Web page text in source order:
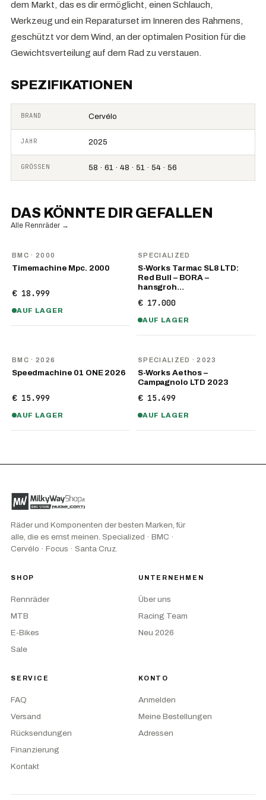
dem Markt, das es dir ermöglicht, einen Schlauch,
Werkzeug und ein Reparaturset im Inneren des Rahmens,
geschützt vor dem Wind, an der optimalen Position für die
Gewichtsverteilung auf dem Rad zu verstauen.
SPEZIFIKATIONEN
BRAND Cervélo
JAHR 2025
GRÖSSEN 58 · 61 · 48 · 51 · 54 · 56
DAS KÖNNTE DIR GEFALLEN
Alle Rennräder →
BMC · 2000
Timemachine Mpc. 2000
€ 18.999
AUF LAGER
SPECIALIZED
S-Works Tarmac SL8 LTD:
Red Bull – BORA –
hansgroh…
€ 17.000
AUF LAGER
BMC · 2026
Speedmachine 01 ONE 2026
€ 15.999
AUF LAGER
SPECIALIZED · 2023
S-Works Aethos –
Campagnolo LTD 2023
€ 15.499
AUF LAGER
Räder und Komponenten der besten Marken, für
alle, die es ernst meinen. Specialized · BMC ·
Cervélo · Focus · Santa Cruz.
SHOP
Rennräder
MTB
E-Bikes
Sale
UNTERNEHMEN
Über uns
Racing Team
Neu 2026
SERVICE
FAQ
Versand
Rücksendungen
Finanzierung
Kontakt
KONTO
Anmelden
Meine Bestellungen
Adressen